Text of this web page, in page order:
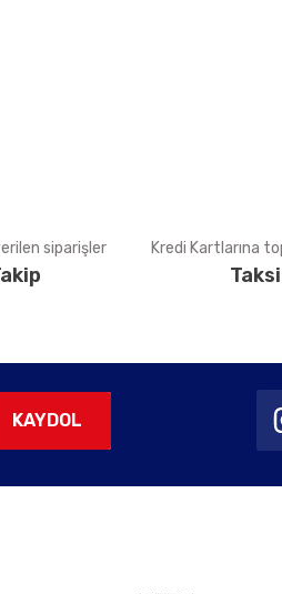
siparişler Kredi Kartlarına
KAYDOL